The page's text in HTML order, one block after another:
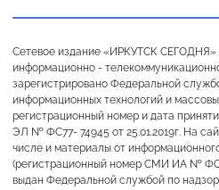
Сетевое издание «ИРКУТСК СЕГОДНЯ»
информационно -
зарегистрировано Федеральной
информационных технологий и
регистрационный номер и дата
ЭЛ № ФС77- 74945 от 25.01.2019г. На
числе и материалы от
(регистрационный номер СМИ ИА №
выдан Федеральной службой по